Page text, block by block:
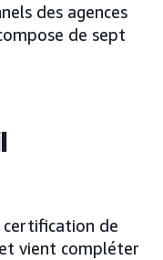
des agences
de sept
certification de
vient compléter